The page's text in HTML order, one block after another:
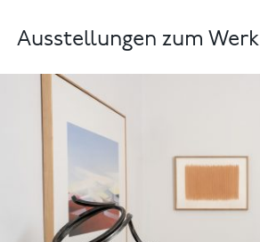
Ausstellungen zum Werk